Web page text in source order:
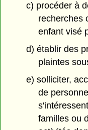
c) procéder à
recherches
enfant visé
d) établir des
plaintes
e) solliciter,
de
familles ou